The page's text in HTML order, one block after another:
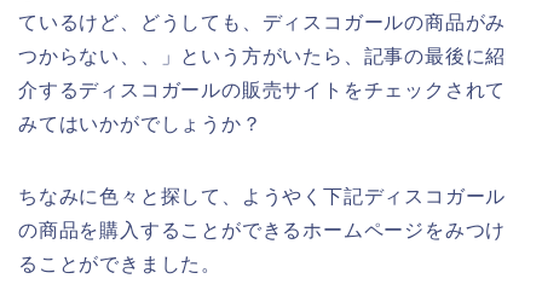
ているけど、どうしても、ディスコガールの商品がみ
つからない、、」という方がいたら、記事の最後に紹
介するディスコガールの販売サイトをチェックされて
みてはいかがでしょうか？
ちなみに色々と探して、ようやく下記ディスコガール
の商品を購入することができるホームページをみつけ
ることができました。